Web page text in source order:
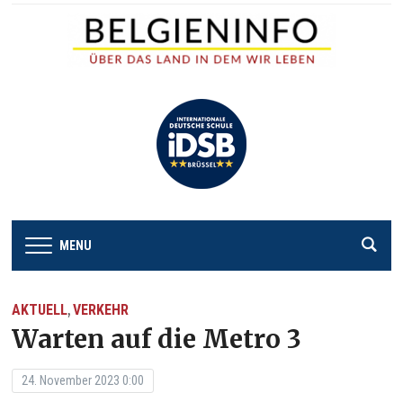
MENU
AKTUELL,VERKEHR
Warten auf die Metro 3
24. November 2023 0:00